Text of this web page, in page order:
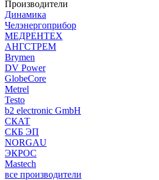
Производители
Динамика
Челэнергоприбор
МЕДРЕНТЕХ
АНГСТРЕМ
Brymen
DV Power
GlobeCore
Metrel
Testo
b2 electronic GmbH
СКАТ
СКБ ЭП
NORGAU
ЭКРОС
Mastech
все производители